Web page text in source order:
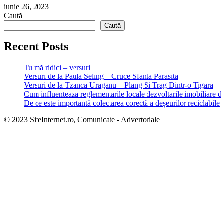
iunie 26, 2023
Caută
Caută
Recent Posts
Tu mă ridici – versuri
Versuri de la Paula Seling – Cruce Sfanta Parasita
Versuri de la Tzanca Uraganu – Plang Si Trag Dintr-o Tigara
Cum influenteaza reglementarile locale dezvoltarile imobiliare
De ce este importantă colectarea corectă a deșeurilor reciclabile
© 2023 SiteInternet.ro, Comunicate - Advertoriale